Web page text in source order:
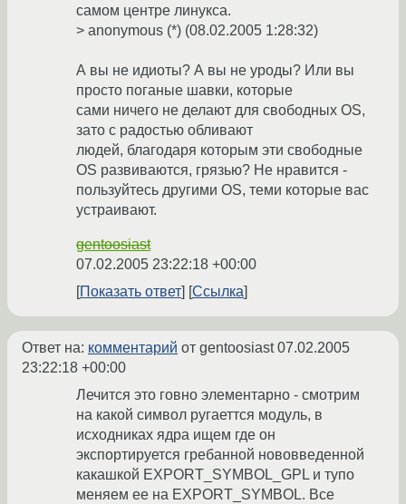
самом центре линукса.
> anonymous (*) (08.02.2005 1:28:32)
А вы не идиоты? А вы не уроды? Или вы
просто поганые шавки, которые
сами ничего не делают для свободных OS,
зато с радостью обливают
людей, благодаря которым эти свободные
OS развиваются, грязью? Не нравится -
пользуйтесь другими OS, теми которые вас
устраивают.
gentoosiast
07.02.2005 23:22:18 +00:00
Показать ответ
Ссылка
Ответ на: комментарий от gentoosiast07.02.2005
23:22:18 +00:00
Лечится это говно элементарно - смотрим
на какой символ ругаеттся модуль, в
исходниках ядра ищем где он
экспортируется гребанной нововведенной
какашкой EXPORT_SYMBOL_GPL и тупо
меняем ее на EXPORT_SYMBOL. Все